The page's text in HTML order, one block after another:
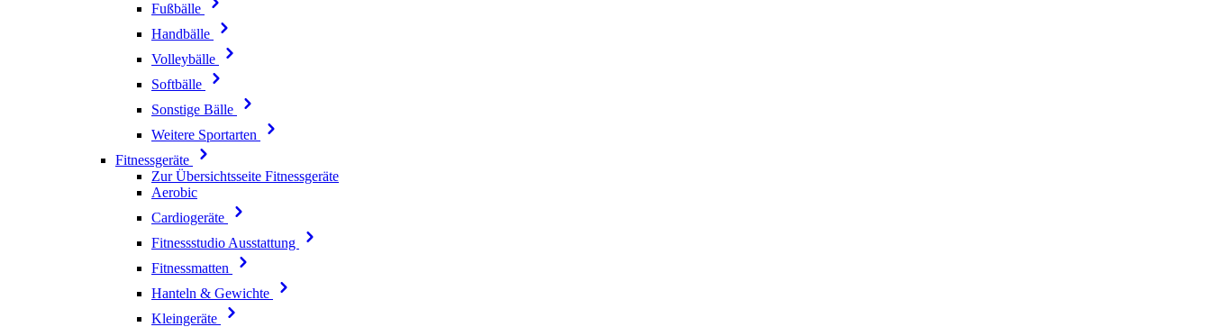
Fußbälle
Handbälle
Volleybälle
Softbälle
Sonstige Bälle
Weitere Sportarten
Fitnessgeräte
Zur Übersichtsseite Fitnessgeräte
Aerobic
Cardiogeräte
Fitnessstudio Ausstattung
Fitnessmatten
Hanteln & Gewichte
Kleingeräte